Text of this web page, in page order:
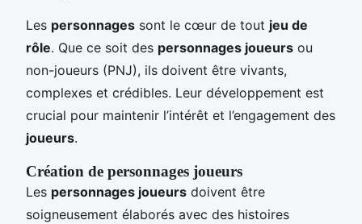
Les personnages sont le cœur de tout jeu de
rôle. Que ce soit des personnages joueurs ou
non-joueurs (PNJ), ils doivent être vivants,
complexes et crédibles. Leur développement est
crucial pour maintenir l’intérêt et l’engagement des
joueurs.
Création de personnages joueurs
Les personnages joueurs doivent être
soigneusement élaborés avec des histoires